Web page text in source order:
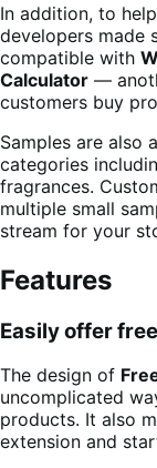
In addition, to
developers made
compatible with
Calculator —
customers buy
Samples are also
categories
fragrances.
multiple small
stream for your
Features
Easily offer
The design of
uncomplicated
products. It also
extension and